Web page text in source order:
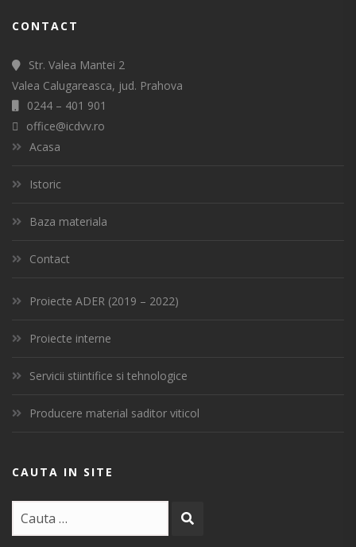
CONTACT
Str. Valea Mantei 2
Valea Calugareasca, jud. Prahova
0244 – 401 901
office@icdvv.ro
Acasa
Istoric
Baza materiala
Contact
Proiecte ADER (2019 – 2022)
Proiecte interne
Servicii stiintifice si tehnologice
Producere material saditor viticol
CAUTA IN SITE